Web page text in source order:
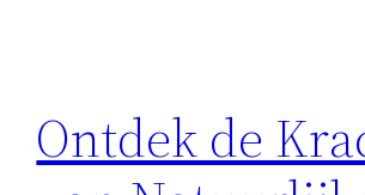
Ontdek de